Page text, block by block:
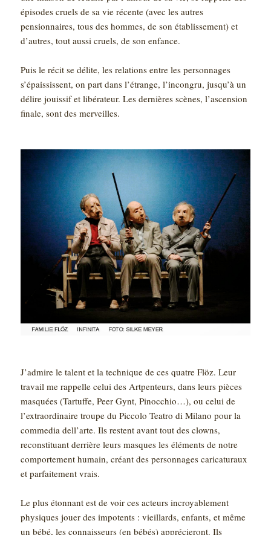
épisodes cruels de sa vie récente (avec les autres
pensionnaires, tous des hommes, de son établissement) et
d’autres, tout aussi cruels, de son enfance.
Puis le récit se délite, les relations entre les personnages
s’épaississent, on part dans l’étrange, l’incongru, jusqu’à un
délire jouissif et libérateur. Les dernières scènes, l’ascension
finale, sont des merveilles.
J’admire le talent et la technique de ces quatre Flöz. Leur
travail me rappelle celui des Artpenteurs, dans leurs pièces
masquées (Tartuffe, Peer Gynt, Pinocchio…), ou celui de
l’extraordinaire troupe du Piccolo Teatro di Milano pour la
commedia dell’arte. Ils restent avant tout des clowns,
reconstituant derrière leurs masques les éléments de notre
comportement humain, créant des personnages caricaturaux
et parfaitement vrais.
Le plus étonnant est de voir ces acteurs incroyablement
physiques jouer des impotents : vieillards, enfants, et même
un bébé, les connaisseurs (en bébés) apprécieront. Ils